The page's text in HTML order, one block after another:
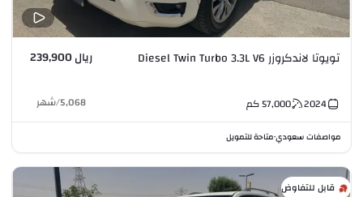
تويوتا لاندكروزر Diesel Twin Turbo 3.3L V6 ريال 239,900
2024
57,000كم 5,068
/شهر
مواصفات سعودي•متاحة للتمويل
قابل للتفاوض